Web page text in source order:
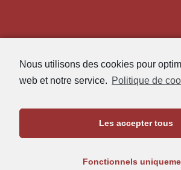
Nous utilisons des cookies pour
web et notre service. Politique de
Les accepter tous
Fonctionnels
Politique de cookies (UE)
Maison de l'Archéologie